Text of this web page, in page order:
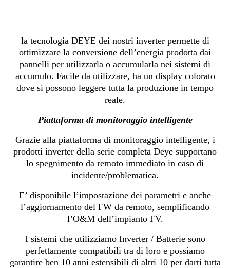
la tecnologia DEYE dei nostri inverter permette di
ottimizzare la conversione dell’energia prodotta dai
pannelli per utilizzarla o accumularla nei sistemi di
accumulo. Facile da utilizzare, ha un display colorato
dove si possono leggere tutta la produzione in tempo
reale.
Piattaforma di monitoraggio intelligente
Grazie alla piattaforma di monitoraggio intelligente, i
prodotti inverter della serie completa Deye supportano
lo spegnimento da remoto immediato in caso di
incidente/problematica.
E’ disponibile l’impostazione dei parametri e anche
l’aggiornamento del FW da remoto, semplificando
l’O&M dell’impianto FV.
I sistemi che utilizziamo Inverter / Batterie sono
perfettamente compatibili tra di loro e possiamo
garantire ben 10 anni estensibili di altri 10 per darti tutta